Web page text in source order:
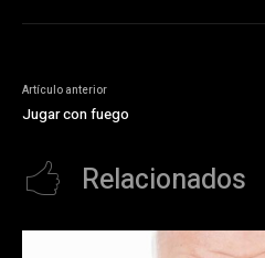
Artículo anterior
Jugar con fuego
Relacionados